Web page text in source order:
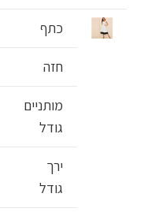
כתף
חזה
מותניים
גודל
ירך
גודל